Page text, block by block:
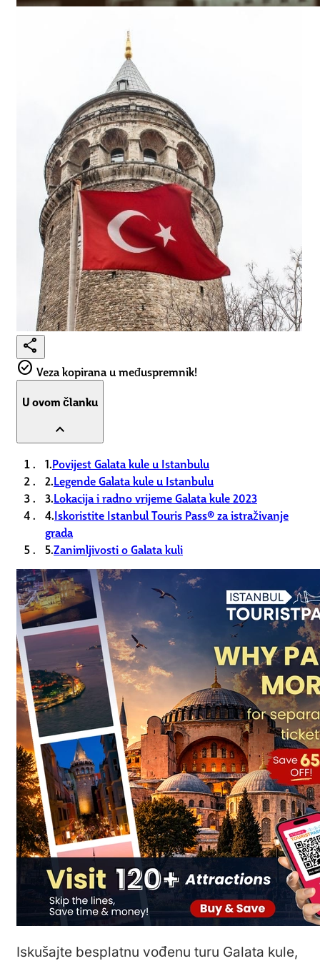
share
check_circle Veza kopirana u međuspremnik!
U ovom članku
expand_less
1.Povijest Galata kule u Istanbulu
2.Legende Galata kule u Istanbulu
3.Lokacija i radno vrijeme Galata kule 2023
4.Iskoristite Istanbul Touris Pass® za istraživanje
grada
5.Zanimljivosti o Galata kuli
Iskušajte besplatnu vođenu turu Galata kule,